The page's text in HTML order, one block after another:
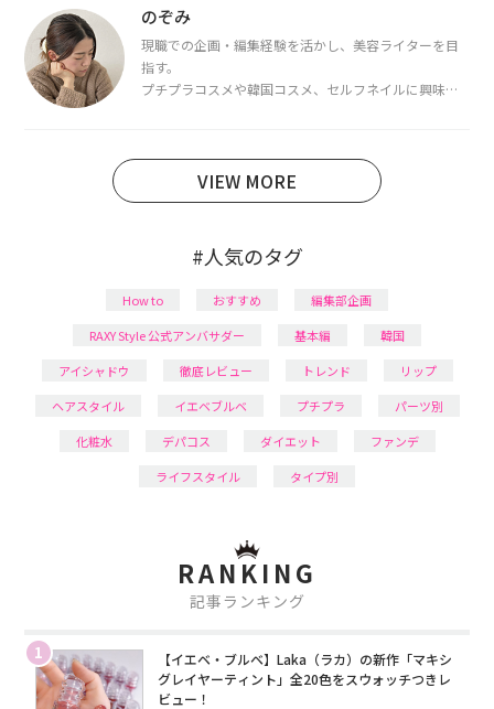
断・骨格診断によるイメージコンサルティングも行っ
のぞみ
現職での企画・編集経験を活かし、美容ライターを目
指す。
プチプラコスメや韓国コスメ、セルフネイルに興味が
日本化粧品検定1級保有。
VIEW MORE
#人気のタグ
How to おすすめ
編集部企画
RAXY Style 公式アンバサダー
基本編
韓国
アイシャドウ
徹底レビュー トレンド
リップ
ヘアスタイル
イエベブルベ プチプラ
パーツ別
化粧水
デパコス ダイエット
ファンデ
ライフスタイル
タイプ別
RANKING
記事ランキング
1
【イエベ・ブルベ】Laka（ラカ）の新作「マキシ
グレイヤーティント」全20色をスウォッチつきレ
ビュー！